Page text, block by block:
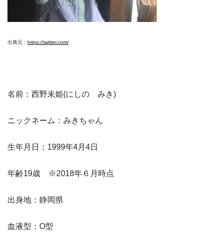
出典元： https://twitter.com/
名前：西野未姫(にしの みき)
ニックネーム：みきちゃん
生年月日：1999年4月4日
年齢19歳 ※2018年６月時点
出身地：静岡県
血液型：O型